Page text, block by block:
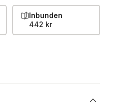
Inbunden
442 kr